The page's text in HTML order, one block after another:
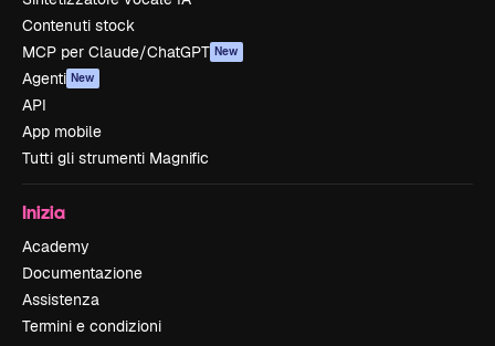
Contenuti stock
MCP per Claude/ChatGPT New
Agenti New
API
App mobile
Tutti gli strumenti Magnific
Inizia
Academy
Documentazione
Assistenza
Termini e condizioni